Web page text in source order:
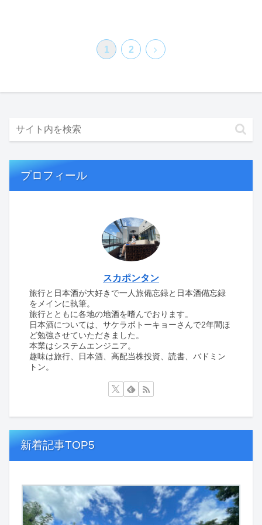
1 2
次
プロフィール
スカポンタン
旅行と日本酒が大好きで一人旅備忘録と日本酒備忘録
をメインに執筆。
旅行とともに各地の地酒を嗜んでおります。
日本酒については、サケラボトーキョーさんで2年間ほ
ど勉強させていただきました。
本業はシステムエンジニア。
趣味は旅行、日本酒、高配当株投資、読書、バドミン
トン。
新着記事TOP5